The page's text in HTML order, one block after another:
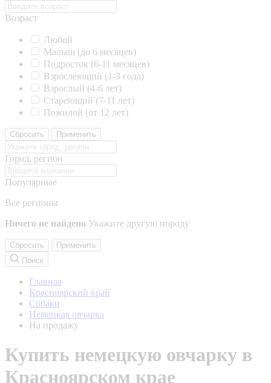
Возраст
Любой
Малыш (до 6 месяцев)
Подросток (6-11 месяцев)
Взрослеющий (1-3 года)
Взрослый (4-6 лет)
Стареющий (7-11 лет)
Пожилой (от 12 лет)
Сбросить Применить
Город, регион
Популярные
Все регионы
Ничего не найдено Укажите другую породу
Сбросить
Применить
Поиск
Главная
Красноярский край
Собаки
Немецкая овчарка
На продажу
Купить немецкую овчарку в
Красноярском крае